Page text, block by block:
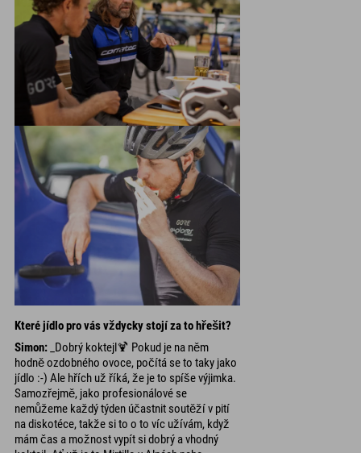
Které jídlo pro vás vždycky stojí za to hřešit?
Simon: _Dobrý koktejl🍹 Pokud je na něm
hodně ozdobného ovoce, počítá se to taky jako
jídlo :-) Ale hřích už říká, že je to spíše výjimka.
Samozřejmě, jako profesionálové se
nemůžeme každý týden účastnit soutěží v pití
na diskotéce, takže si to o to víc užívám, když
mám čas a možnost vypít si dobrý a vhodný